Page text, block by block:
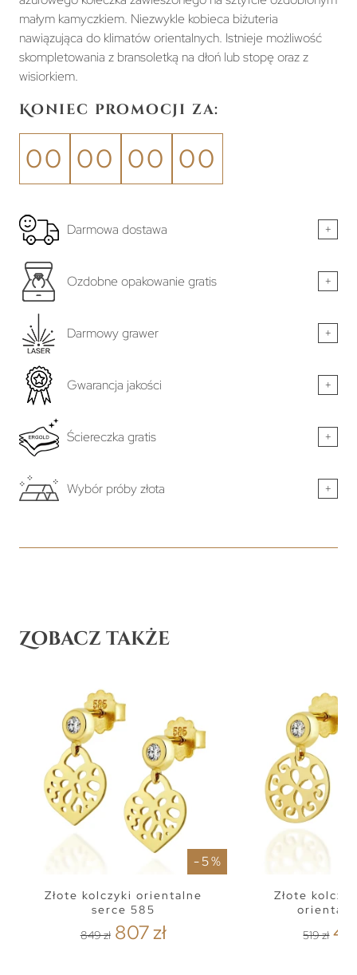
małym kamyczkiem. Niezwykle kobieca biżuteria
nawiązująca do klimatów orientalnych. Istnieje możliwość
skompletowania z bransoletką na dłoń lub stopę oraz z
wisiorkiem.
Koniec promocji za:
00 00 00 00
Darmowa dostawa +
Ozdobne opakowanie gratis +
Darmowy grawer +
Gwarancja jakości +
Ściereczka gratis +
Wybór próby złota +
Zobacz także
- 5 %
Złote kolczyki orientalne
serce 585
849 zł 807 zł
Złote
519 zł